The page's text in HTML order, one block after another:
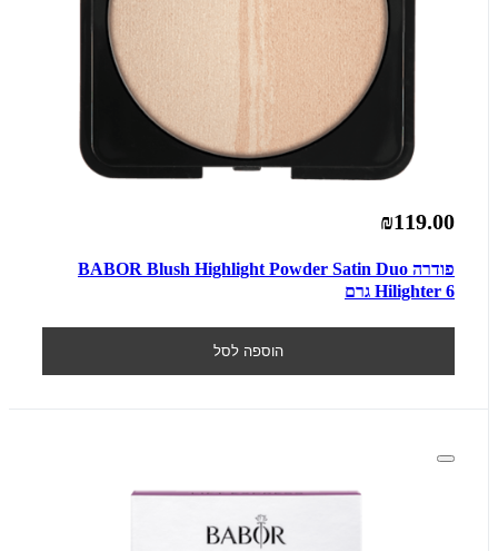
₪119.00
פודרה BABOR Blush Highlight Powder Satin Duo
Hilighter 6 גרם
הוספה לסל